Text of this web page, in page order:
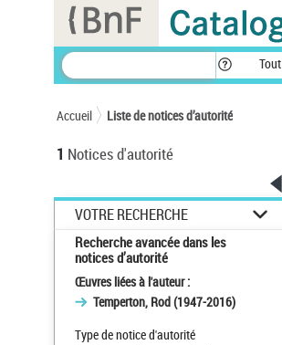
Tout
Accueil Liste de notices d’autorité
1 Notices d'autorité
VOTRE RECHERCHE
Recherche avancée dans les
notices d’autorité
Œuvres liées à l'auteur :
Temperton, Rod (1947-2016)
Type de notice d'autorité
Panneau de gestion des cookies